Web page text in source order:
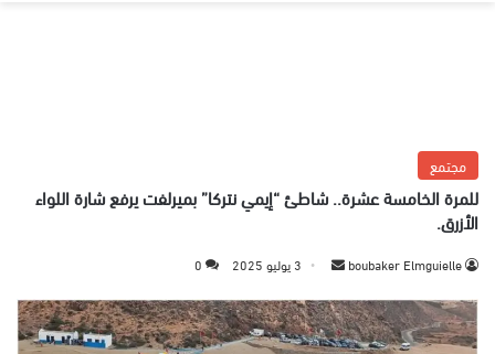
مجتمع
للمرة الخامسة عشرة.. شاطئ “إيمي نتركا” بميرلفت يرفع شارة اللواء
الأزرق.
boubaker Elmguielle
س
ل
3 يوليو 2025 0